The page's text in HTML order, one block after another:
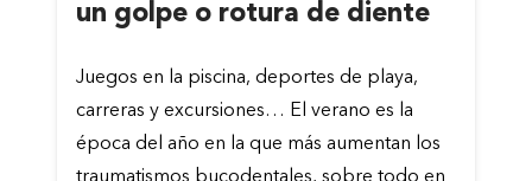
un golpe o rotura de diente
Juegos en la piscina, deportes de playa,
carreras y excursiones… El verano es la
época del año en la que más aumentan los